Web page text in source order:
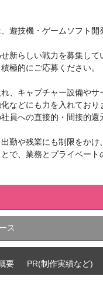
遊技機・ゲームソフト開
新らしい戦力を募集して
極的にご応募ください。
、キャプチャー設備やサ
などにも力を入れており
員への直接的・間接的還
勤や残業にも制限をかけ
で、業務とプライベート
ス
要 PR(制作実績など)